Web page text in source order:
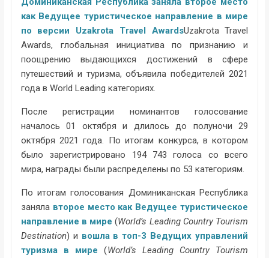
как Ведущее туристическое направление в мире
по версии Uzakrota Travel AwardsUzakrota Travel
Awards, глобальная инициатива по признанию и
поощрению выдающихся достижений в сфере
путешествий и туризма, объявила победителей 2021
года в World Leading категориях.
После регистрации номинантов голосование
началось 01 октября и длилось до полуночи 29
октября 2021 года. По итогам конкурса, в котором
было зарегистрировано 194 743 голоса со всего
мира, награды были распределены по 53 категориям.
По итогам голосования Доминиканская Республика
заняла второе место как Ведущее туристическое
направление в мире(World’s Leading Country Tourism
Destination) и вошла в топ-3 Ведущих управлений
туризма в мире (World’s Leading Country Tourism